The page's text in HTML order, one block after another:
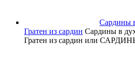
Сардины
Гратен из сардин Сардины в
Гратен из сардин или